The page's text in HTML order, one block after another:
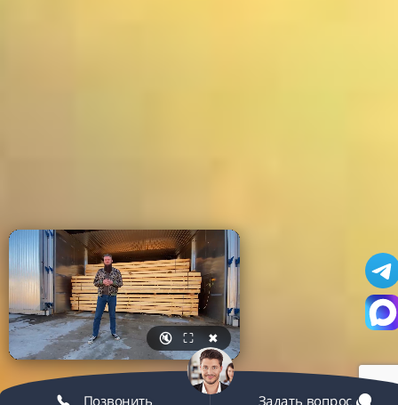
🔇 ⛶ ✖
Позвонить Задать вопрос